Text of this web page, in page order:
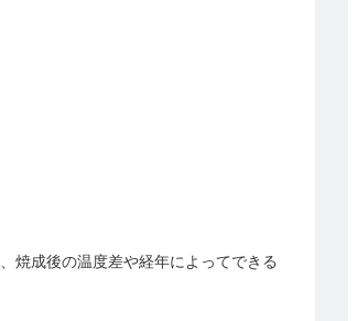
焼成後の温度差や経年によってできる